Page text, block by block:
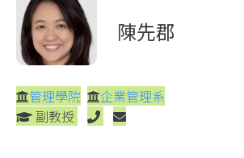
陳先郡
管理學院
企業管理系
副教授